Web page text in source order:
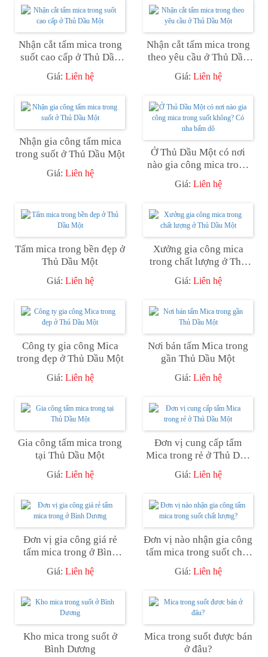
Nhận cắt tấm mica trong
suốt cao cấp ở Thủ Dầu
Một
Giá: Liên hệ
Nhận cắt tấm mica trong
theo yêu cầu ở Thủ Dầu
Một
Giá: Liên hệ
Nhận gia công tấm mica
trong suốt ở Thủ Dầu Một
Giá: Liên hệ
Ở Thủ Dầu Một có nơi
nào gia công mica trong
suốt không? Có nha bấm
dô
Giá: Liên hệ
Tấm mica trong bền đẹp ở
Thủ Dầu Một
Giá: Liên hệ
Xưởng gia công mica
trong chất lượng ở Thủ
Dầu Một
Giá: Liên hệ
Công ty gia công Mica
trong đẹp ở Thủ Dầu Một
Giá: Liên hệ
Nơi bán tấm Mica trong
gần Thủ Dầu Một
Giá: Liên hệ
Gia công tấm mica trong
tại Thủ Dầu Một
Giá: Liên hệ
Đơn vị cung cấp tấm
Mica trong rẻ ở Thủ Dầu
Một
Giá: Liên hệ
Đơn vị gia công giá rẻ
tấm mica trong ở Bình
Dương
Giá: Liên hệ
Đơn vị nào nhận gia công
tấm mica trong suốt chất
lượng?
Giá: Liên hệ
Kho mica trong suốt ở
Bình Dương
Mica trong suốt được bán
ở đâu?